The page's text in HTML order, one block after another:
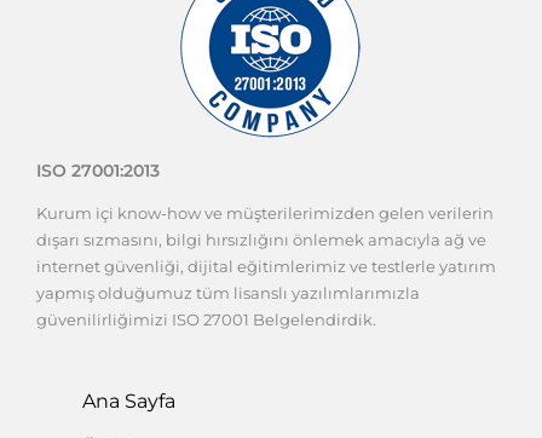
ISO 27001:2013
Kurum içi know-how ve müşterilerimizden gelen verilerin
dışarı sızmasını, bilgi hırsızlığını önlemek amacıyla ağ ve
internet güvenliği, dijital eğitimlerimiz ve testlerle yatırım
yapmış olduğumuz tüm lisanslı yazılımlarımızla
güvenilirliğimizi ISO 27001 Belgelendirdik.
Ana Sayfa